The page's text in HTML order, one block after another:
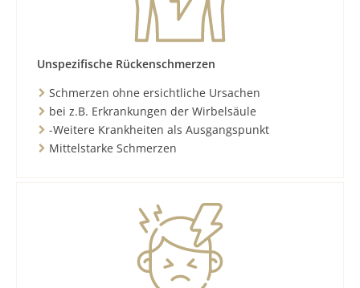
Unspezifische Rückenschmerzen
Schmerzen ohne ersichtliche Ursachen
bei z.B. Erkrankungen der Wirbelsäule
-Weitere Krankheiten als Ausgangspunkt
Mittelstarke Schmerzen